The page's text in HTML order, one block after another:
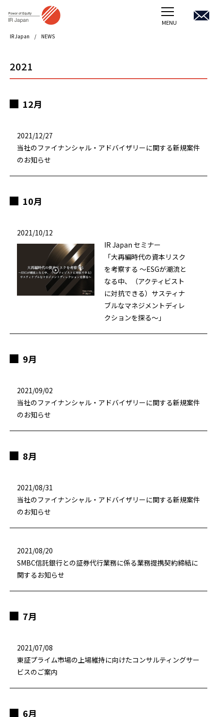
MENU
企業向けサービス
採用情報
アイ・アール ジャパンホールディングス
JOIB
IR Japan NEWS
2021
12月
2021/12/27
当社のファイナンシャル・アドバイザリーに関する新規案件
のお知らせ
10月
2021/10/12
IR Japan セミナー
「大再編時代の資本リスク
を考察する ～ESGが潮流と
なる中、（アクティビスト
に対抗できる）サスティナ
ブルなマネジメントディレ
クションを探る～」
9月
2021/09/02
当社のファイナンシャル・アドバイザリーに関する新規案件
のお知らせ
8月
2021/08/31
当社のファイナンシャル・アドバイザリーに関する新規案件
のお知らせ
2021/08/20
SMBC信託銀行との証券代行業務に係る業務提携契約締結に
関するお知らせ
7月
2021/07/08
東証プライム市場の上場維持に向けたコンサルティングサー
ビスのご案内
6月